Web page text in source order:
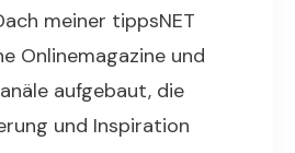
meiner tippsNET
Onlinemagazine und
aufgebaut, die
und Inspiration